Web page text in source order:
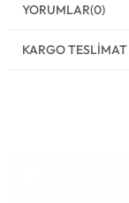
YORUMLAR(0)
KARGO TESLIMAT